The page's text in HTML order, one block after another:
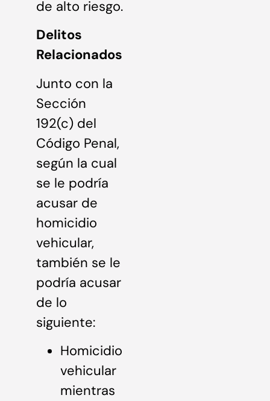
de alto riesgo.
Delitos
Relacionados
Junto con la
Sección
192(c) del
Código Penal,
según la cual
se le podría
acusar de
homicidio
vehicular,
también se le
podría acusar
de lo
siguiente:
Homicidio
vehicular
mientras